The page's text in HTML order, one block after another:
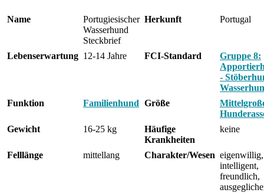
Name
Portugiesischer
Wasserhund
Steckbrief
Herkunft Portugal
Lebenserwartung 12-14 Jahre FCI-Standard
Gruppe 8:
-
Funktion
Familienhund Größe
Gewicht
16-25 kg
Häufige
Krankheiten
keine
Felllänge mittellang Charakter/Wesen
intelligent,
freundlich,